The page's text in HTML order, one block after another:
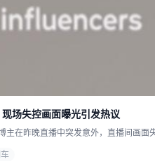
场失控画面曝光引发热议
主在昨晚直播中突发意外，直播间画